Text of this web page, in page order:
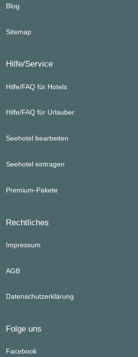
Blog
Sitemap
Hilfe/Service
Hilfe/FAQ für Hotels
Hilfe/FAQ für Urlauber
Seehotel bearbeiten
Seehotel eintragen
Premium-Pakete
Rechtliches
Impressum
AGB
Datenschutzerklärung
Folge uns
Facebook